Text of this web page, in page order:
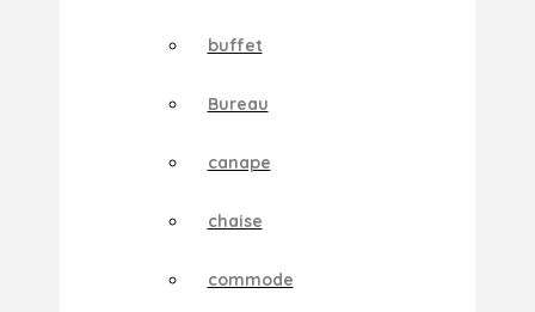
buffet
Bureau
canape
chaise
commode